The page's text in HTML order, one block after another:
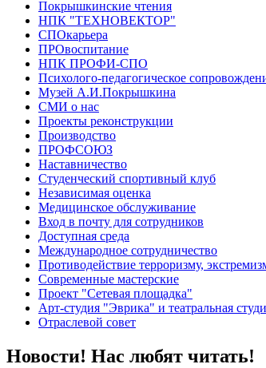
Покрышкинские чтения
НПК "ТЕХНОВЕКТОР"
СПОкарьера
ПРОвоспитание
НПК ПРОФИ-СПО
Психолого-педагогическое
Музей А.И.Покрышкина
СМИ о нас
Проекты реконструкции
Производство
ПРОФСОЮЗ
Наставничество
Студенческий спортивный клуб
Независимая оценка
Медицинское обслуживание
Вход в почту для сотрудников
Доступная среда
Международное сотрудничество
Противодействие терроризму,
Современные мастерские
Проект "Сетевая площадка"
Арт-студия "Эврика" и театральная
Отраслевой совет
Новости! Нас любят читать!